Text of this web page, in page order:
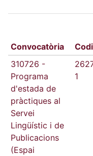
Convocatòria
310726 -
Programa
d'estada de
pràctiques al
Servei
Lingüístic i de
Publicacions
(Espai
1